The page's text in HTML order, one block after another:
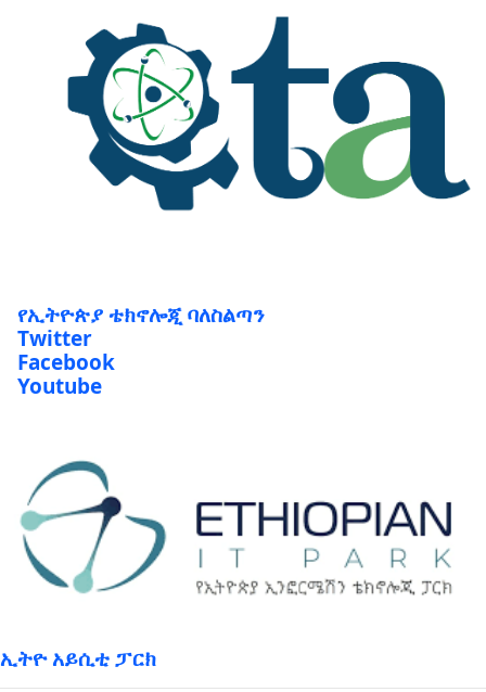
የኢትዮጵያ ቴክኖሎጂ ባለስልጣን
Twitter
Facebook
Youtube
ኢትዮ አይሲቲ ፓርክ